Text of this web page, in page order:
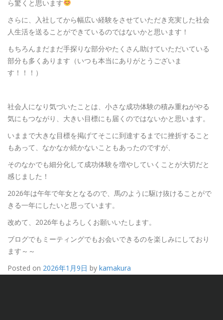
ら驚くと思います
さらに、入社してから幅広い経験をさせていただき充実した社会
人生活を送ることができているのではないかと思います！
もちろんまだまだ手探りな部分やたくさん助けていただいている
部分も多くあります（いつも本当にありがとうございま
す！！！）
社会人になり気づいたことは、小さな成功体験の積み重ねがやる
気にもつながり、大きい目標にも届くのではないかと思います。
いままで大きな目標を掲げてそこに到達するまでに挫折すること
もあって、なかなか続かないこともあったのですが、
そのなかでも細分化して成功体験を増やしていくことが大切だと
感じました！
2026年は午年で年女となるので、馬のように駆け抜けることがで
きる一年にしたいと思っています。
改めて、2026年もよろしくお願いいたします。
ブログでもミーティングでもお会いできるのを楽しみにしており
ます～～
Posted on 2026年1月9日 by kamakura